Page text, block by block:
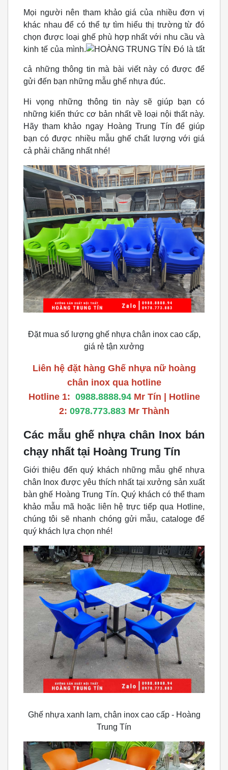
Mọi người nên tham khảo giá của nhiều đơn vị
khác nhau để có thể tự tìm hiểu thị trường từ đó
chọn được loại ghế phù hợp nhất với nhu cầu và
kinh tế của mình.
Đó là tất
cả những thông tin mà bài viết này có được để
gửi đến bạn những mẫu ghế nhựa đúc.
Hi vọng những thông tin này sẽ giúp bạn có
những kiến ​​thức cơ bản nhất về loại nội thất này.
Hãy tham khảo ngay Hoàng Trung Tín để giúp
bạn có được nhiều mẫu ghế chất lượng với giá
cả phải chăng nhất nhé!
Đặt mua số lượng ghế nhựa chân inox cao cấp,
giá rẻ tận xưởng
Liên hệ đặt hàng Ghế nhựa nữ hoàng
chân inox qua hotline
Hotline 1: 0988.8888.94Mr Tín | Hotline
2: 0978.773.883Mr Thành
Các mẫu ghế nhựa chân Inox bán
chạy nhất tại Hoàng Trung Tín
Giới thiệu đến quý khách những mẫu ghế nhựa
chân Inox được yêu thích nhất tại xưởng sản xuất
bàn ghế Hoàng Trung Tín. Quý khách có thể tham
khảo mẫu mã hoặc liên hệ trực tiếp qua Hotline,
chúng tôi sẽ nhanh chóng gửi mẫu, cataloge để
quý khách lựa chọn nhé!
Ghế nhựa xanh lam, chân inox cao cấp - Hoàng
Trung Tín